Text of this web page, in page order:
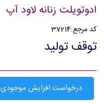
ادوتویلت زنانه لاود آپ
کد مرجع:37214
توقف تولید
درخواست افزایش موجودی